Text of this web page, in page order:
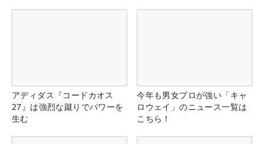
アディダス『コードカオス
27』は強烈な蹴りでパワーを
生む
今年も男女プロが強い「キャ
ロウェイ」のニュース一覧は
こちら！